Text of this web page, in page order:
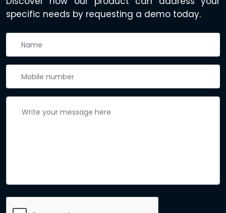
specific needs by requesting a demo today.